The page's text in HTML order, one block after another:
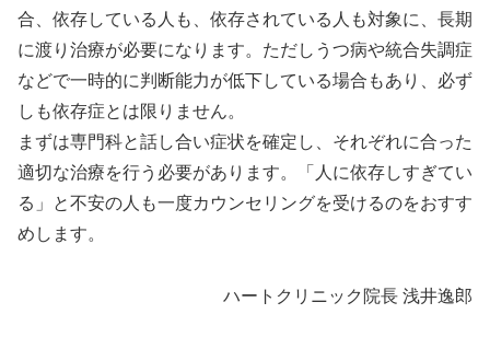
合、依存している人も、依存されている人も対象に、長期
に渡り治療が必要になります。ただしうつ病や統合失調症
などで一時的に判断能力が低下している場合もあり、必ず
しも依存症とは限りません。
まずは専門科と話し合い症状を確定し、それぞれに合った
適切な治療を行う必要があります。「人に依存しすぎてい
る」と不安の人も一度カウンセリングを受けるのをおすす
めします。
ハートクリニック院長 浅井逸郎